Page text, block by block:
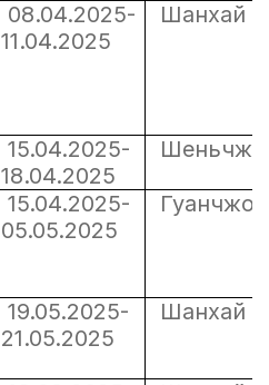
08.04.2025-
11.04.2025
15.04.2025-
18.04.2025
15.04.2025-
05.05.2025
19.05.2025-
21.05.2025